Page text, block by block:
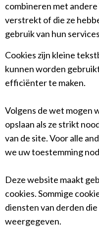
combineren met
verstrekt of die ze
gebruik van hun
Cookies zijn kleine
kunnen worden
efficiënter te maken.
Volgens de wet mogen
opslaan als ze strikt
van de site. Voor alle
we uw toestemming
Deze website maakt
cookies. Sommige
diensten van derden
weergegeven.